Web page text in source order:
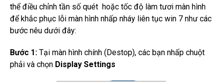
thể điều chỉnh tần số quét hoặc tốc độ làm tươi màn hình
để khắc phục lỗi màn hình nhấp nháy liên tục win 7 như các
bước nêu dưới đây:
Bước 1: Tại màn hình chính (Destop), các bạn nhấp chuột
phải và chọn Display Settings